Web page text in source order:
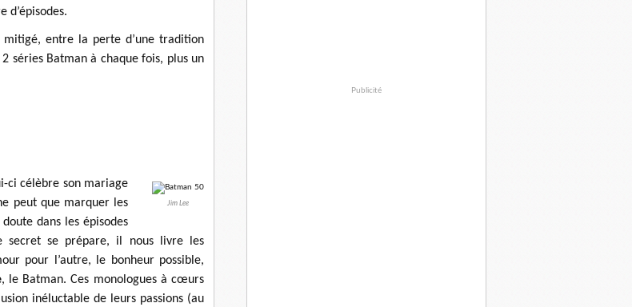
d’épisodes.
entre la perte d’une tradition
séries Batman à chaque fois, plus un
Jim Lee
ci célèbre son mariage
peut que marquer les
dans les épisodes
secret se prépare, il nous livre les
pour l’autre, le bonheur possible,
, le Batman. Ces monologues à cœurs
inéluctable de leurs passions (au
Publicité